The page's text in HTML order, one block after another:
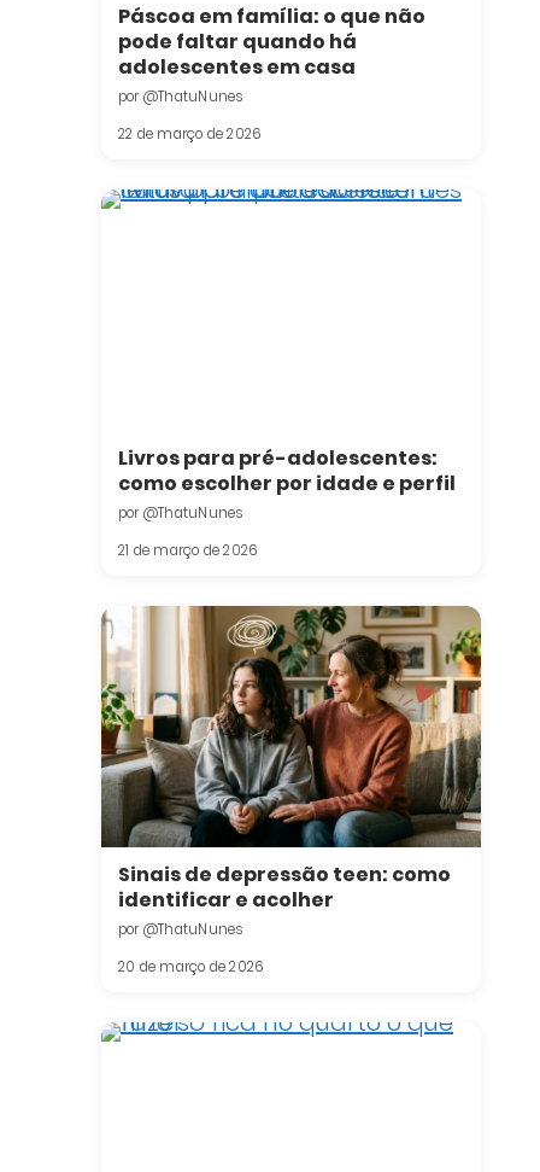
Páscoa em família: o que não
pode faltar quando há
adolescentes em casa
por @ThatuNunes
22 de março de 2026
Livros para pré-adolescentes:
como escolher por idade e perfil
por @ThatuNunes
21 de março de 2026
Sinais de depressão teen: como
identificar e acolher
por @ThatuNunes
20 de março de 2026